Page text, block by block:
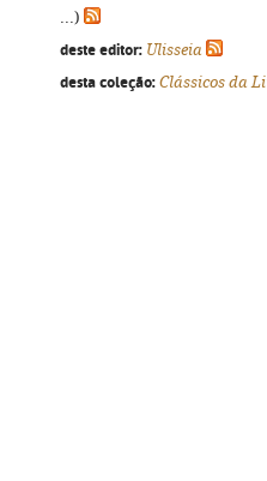
...)
deste editor: Ulisseia
desta coleção: Clássicos da